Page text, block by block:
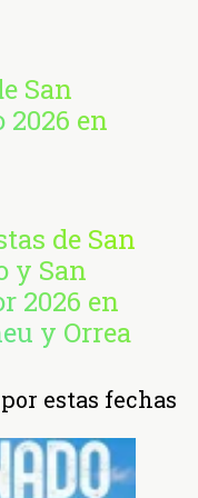
San
2026 en
de San
y San
2026 en
y Orrea
estas fechas